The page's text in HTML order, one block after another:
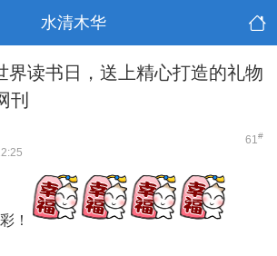
水清木华
界读书日，送上精心打造的礼物
刊
61#
！